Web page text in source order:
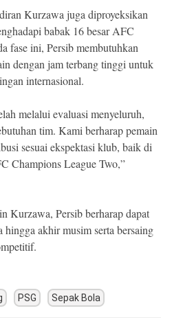
Kurzawa juga diproyeksikan
babak 16 besar AFC
fase ini, Persib membutuhkan
dengan jam terbang tinggi untuk
internasional.
melalui evaluasi menyeluruh,
tim. Kami berharap pemain
sesuai ekspektasi klub, baik di
Champions League Two,”
Kurzawa, Persib berharap dapat
hingga akhir musim serta bersaing
PSG Sepak Bola